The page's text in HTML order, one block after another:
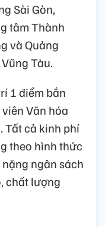
Sài Gòn,
tâm Thành
và Quảng
Tàu.
1 điểm bắn
Văn hóa
Tất cả kinh phí
theo hình thức
ngân sách
chất lượng